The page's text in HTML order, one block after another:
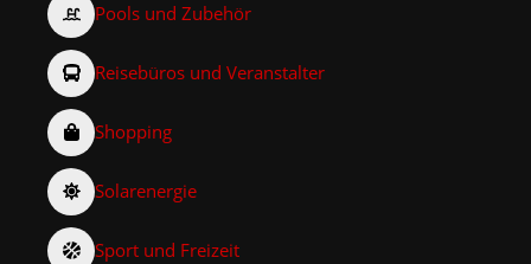
Pools und Zubehör
Reisebüros und Veranstalter
Shopping
Solarenergie
Sport und Freizeit